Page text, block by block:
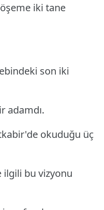
iki tane
son iki
adamdı.
okuduğu üç
ilgili bu vizyonu